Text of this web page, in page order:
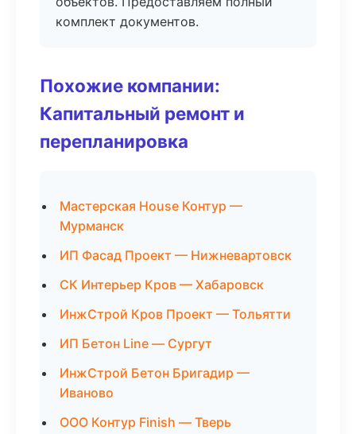
комплект документов.
Похожие компании:
Капитальный ремонт и
перепланировка
Мастерская House Контур —
Мурманск
ИП Фасад Проект — Нижневартовск
СК Интерьер Кров — Хабаровск
ИнжСтрой Кров Проект — Тольятти
ИП Бетон Line — Сургут
ИнжСтрой Бетон Бригадир —
Иваново
ООО Контур Finish — Тверь